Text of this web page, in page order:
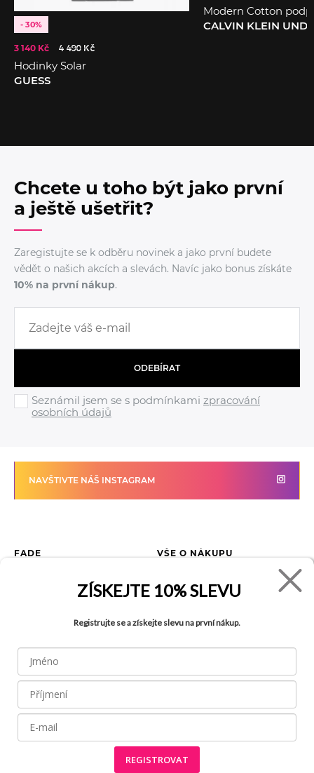
- 30%
3 140 Kč 4 490 Kč
Hodinky Solar
GUESS
Modern Cotton
CALVIN KLEIN
Chcete u toho být jako první
a ještě ušetřit?
Zaregistujte se k odběru novinek a jako první budete
vědět o našich akcích a slevách. Navíc jako bonus získáte
10% na první nákup.
ODEBÍRAT
Seznámil jsem se s podmínkami zpracování
osobních údajů
NAVŠTIVTE NÁŠ INSTAGRAM
FADE
Blog
VŠE O NÁKUPU
Jak reklamovat zboží
Tabulka velikostí
Recyklace
Všechny práva vyhrazena © 2026
ZÍSKEJTE 10% SLEVU
Registrujte se a získejte slevu na první nákup.
REGISTROVAT